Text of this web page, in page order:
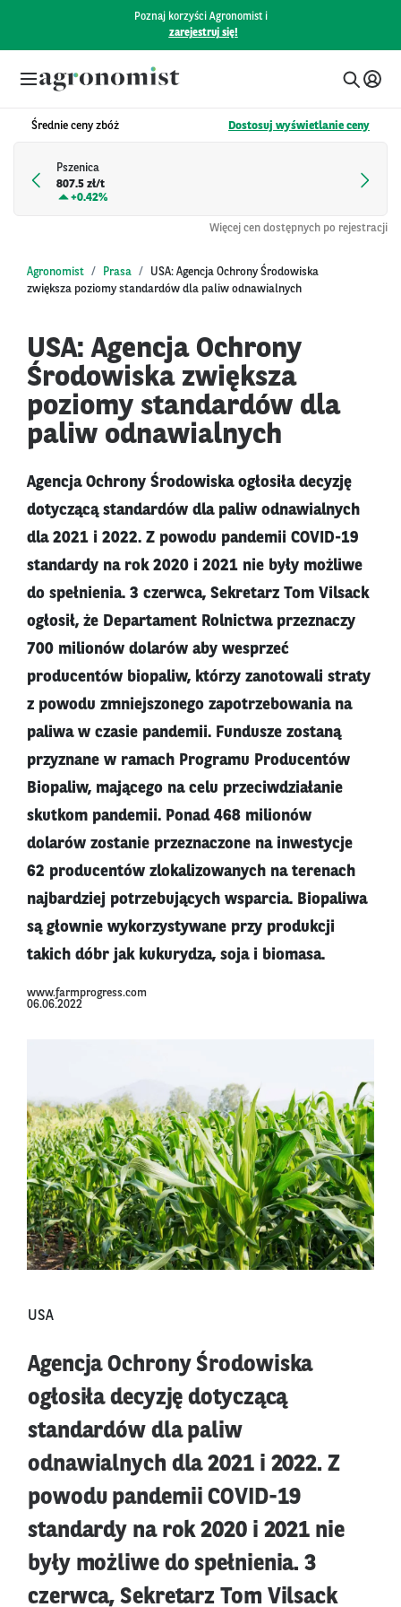
Poznaj korzyści Agronomist i
zarejestruj się!
Średnie ceny zbóż Dostosuj wyświetlanie ceny
Pszenica
807.5 zł/t
+0.42%
Więcej cen dostępnych po rejestracji
Agronomist Prasa
USA: Agencja Ochrony Środowiska
zwiększa poziomy standardów dla paliw odnawialnych
USA: Agencja Ochrony
Środowiska zwiększa
poziomy standardów dla
paliw odnawialnych
Agencja Ochrony Środowiska ogłosiła decyzję
dotyczącą standardów dla paliw odnawialnych
dla 2021 i 2022. Z powodu pandemii COVID-19
standardy na rok 2020 i 2021 nie były możliwe
do spełnienia. 3 czerwca, Sekretarz Tom Vilsack
ogłosił, że Departament Rolnictwa przeznaczy
700 milionów dolarów aby wesprzeć
producentów biopaliw, którzy zanotowali straty
z powodu zmniejszonego zapotrzebowania na
paliwa w czasie pandemii. Fundusze zostaną
przyznane w ramach Programu Producentów
Biopaliw, mającego na celu przeciwdziałanie
skutkom pandemii. Ponad 468 milionów
dolarów zostanie przeznaczone na inwestycje
62 producentów zlokalizowanych na terenach
najbardziej potrzebujących wsparcia. Biopaliwa
są głownie wykorzystywane przy produkcji
takich dóbr jak kukurydza, soja i biomasa.
www.farmprogress.com
06.06.2022
USA
Agencja Ochrony Środowiska
ogłosiła decyzję dotyczącą
standardów dla paliw
odnawialnych dla 2021 i 2022. Z
powodu pandemii COVID-19
standardy na rok 2020 i 2021 nie
były możliwe do spełnienia. 3
czerwca, Sekretarz Tom Vilsack